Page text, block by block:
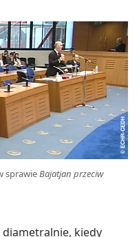
sprawieBajatjan przeciw
diametralnie, kiedy